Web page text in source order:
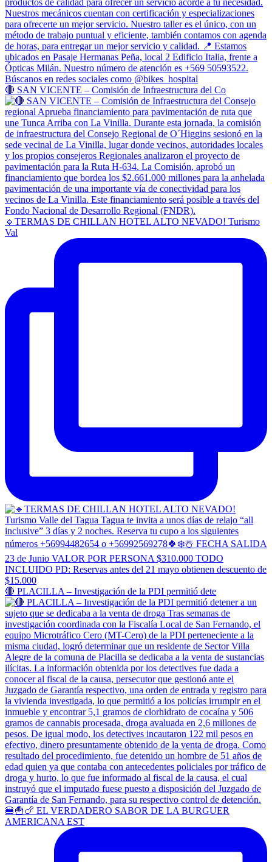
🔴 SAN VICENTE – Comisión de Infraestructura del Co
🔹TERMAS DE CHILLAN HOTEL ALTO NEVADO! Turismo
Val
🔴 PLACILLA – Investigación de la PDI permitió dete
🍔🍟🍗 EL VERDADERO SABOR DE LA BURGUER
AMERICANA EST